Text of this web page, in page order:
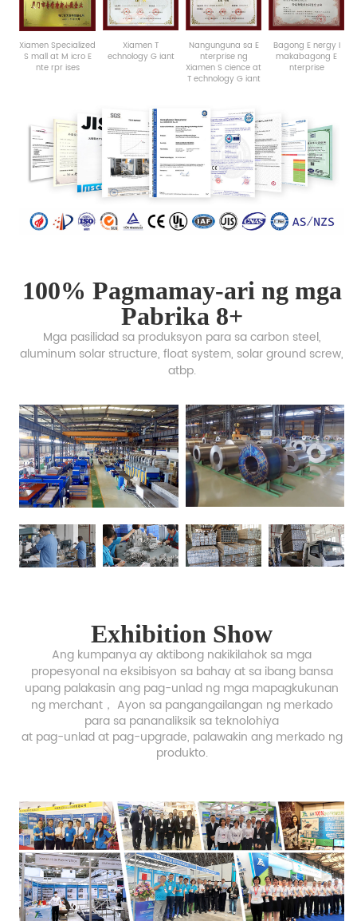
XiamenSpecialized
S mallatM icroE
nterprises
XiamenT
echnologyGiant
Nangunguna sa E
nterprise ng
XiamenS cience at
TechnologyGiant
Bagong EnergyI
makabagong E
nterprise
100% Pagmamay-ari ng mga
Pabrika 8+
Mga pasilidad sa produksyon para sa carbon steel,
aluminum solar structure, float system, solar ground screw,
atbp.
Exhibition Show
Ang kumpanya ay aktibong nakikilahok sa mga
propesyonal na eksibisyon sa bahay at sa ibang bansa
upang palakasin ang pag-unlad ng mga mapagkukunan
ng merchant， Ayon sa pangangailangan ng merkado
para sa pananaliksik sa teknolohiya
at pag-unlad at pag-upgrade, palawakin ang merkado ng
produkto.